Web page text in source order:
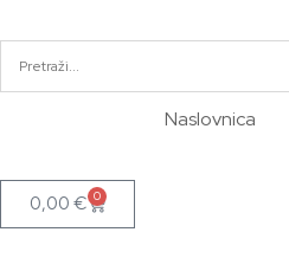
Naslovnica
0,00 € 0